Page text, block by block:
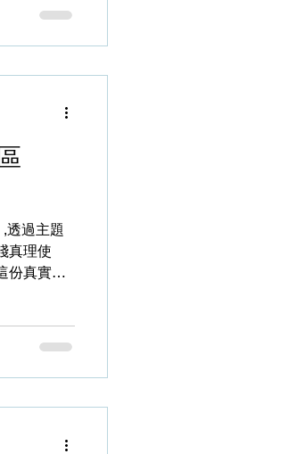
然後謊話
裂了，最
人為
點，是詩
自己也
事，媒體
我們的
積極謀
透過主題
真理使
份真實讓
展工作的
罵,此起彼